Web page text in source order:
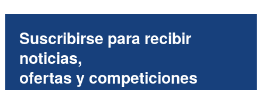
Dimensiones
0,58 mm (1)
4,00 mm (1)
100,00 mm (1)
120,00 mm (1)
Mostrar
(Suprimir) Artículos en venta
Suscribirse para recibir
noticias,
ofertas y competiciones